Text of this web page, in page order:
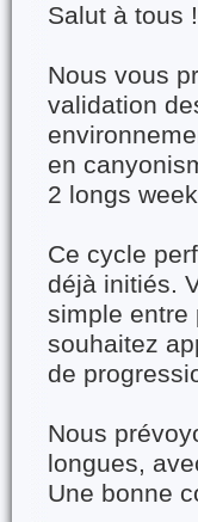
Salut à tous !
Nous vous
validation
en
2 longs
Ce cycle
déjà initiés.
simple entre
souhaitez
de
Nous
longues,
Une bonne